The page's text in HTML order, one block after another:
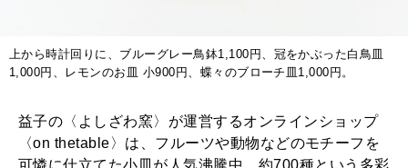
上から時計回りに、ブルーグレー鳥鉢1,100円、冠をかぶった白鳥皿
1,000円、レモンのお皿 小900円、蝶々のブローチ皿1,000円。
益子の〈よしざわ窯〉が運営するオンラインショップ
〈on thetable〉は、フルーツや動物などのモチーフを